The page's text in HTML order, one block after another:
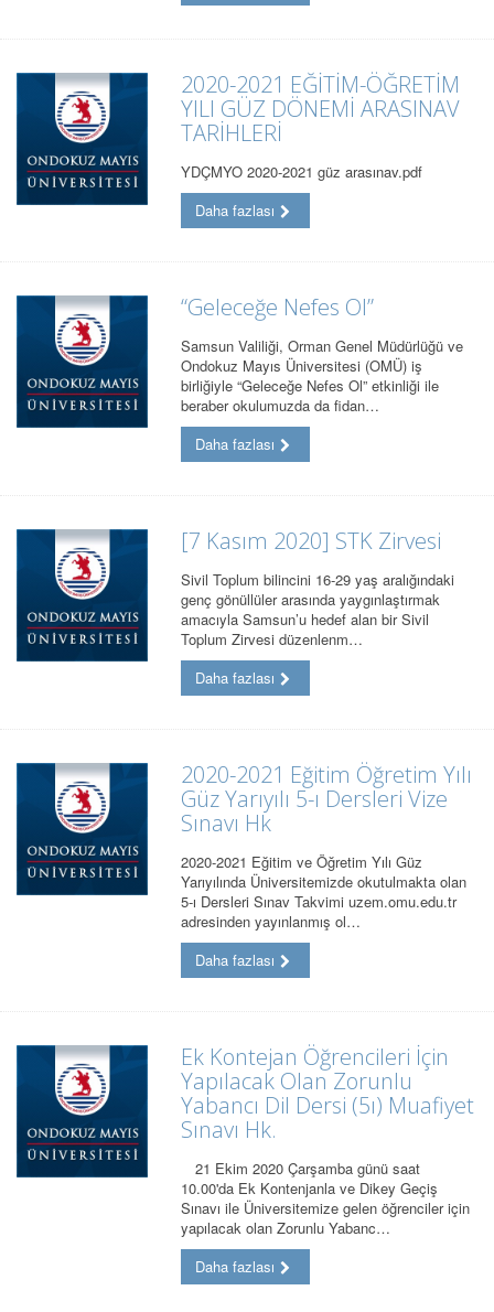
2020-2021 EĞİTİM-ÖĞRETİM
YILI GÜZ DÖNEMİ ARASINAV
TARİHLERİ
YDÇMYO 2020-2021 güz arasınav.pdf
Daha fazlası
“Geleceğe Nefes Ol”
Samsun Valiliği, Orman Genel Müdürlüğü ve
Ondokuz Mayıs Üniversitesi (OMÜ) iş
birliğiyle “Geleceğe Nefes Ol” etkinliği ile
beraber okulumuzda da fidan…
Daha fazlası
[7 Kasım 2020] STK Zirvesi
Sivil Toplum bilincini 16-29 yaş aralığındaki
genç gönüllüler arasında yaygınlaştırmak
amacıyla Samsun’u hedef alan bir Sivil
Toplum Zirvesi düzenlenm…
Daha fazlası
2020-2021 Eğitim Öğretim Yılı
Güz Yarıyılı 5-ı Dersleri Vize
Sınavı Hk
2020-2021 Eğitim ve Öğretim Yılı Güz
Yarıyılında Üniversitemizde okutulmakta olan
5-ı Dersleri Sınav Takvimi uzem.omu.edu.tr
adresinden yayınlanmış ol…
Daha fazlası
Ek Kontejan Öğrencileri İçin
Yapılacak Olan Zorunlu
Yabancı Dil Dersi (5ı) Muafiyet
Sınavı Hk.
21 Ekim 2020 Çarşamba günü saat
10.00'da Ek Kontenjanla ve Dikey Geçiş
Sınavı ile Üniversitemize gelen öğrenciler için
yapılacak olan Zorunlu Yabanc…
Daha fazlası